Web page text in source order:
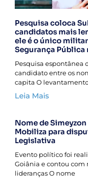
Pesquisa coloca
candidatos mais
ele é o único
Segurança Pública
Pesquisa espontânea
candidato entre os
capita O
Leia Mais
Nome de
Mobiliza para
Legislativa
Evento político foi
Goiânia e contou com
lideranças O nome